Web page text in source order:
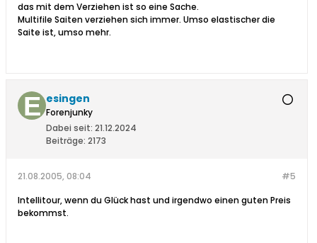
das mit dem Verziehen ist so eine Sache.
Multifile Saiten verziehen sich immer. Umso elastischer die
Saite ist, umso mehr.
esingen
Forenjunky
Dabei seit: 21.12.2024
Beiträge: 2173
#5
21.08.2005, 08:04
Intellitour, wenn du Glück hast und irgendwo einen guten Preis
bekommst.